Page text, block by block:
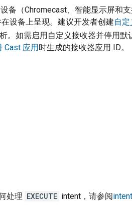
备（Chromecast、智能显示屏和
设备上呈现。建议开发者创建自
。如需启用自定义接收器并停用默
Cast 应用时生成的接收器应用 ID。
处理 EXECUTE intent，请参阅